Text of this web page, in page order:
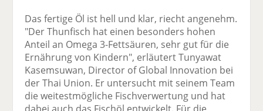
Das fertige Öl ist hell und klar, riecht angenehm.
"Der Thunfisch hat einen besonders hohen
Anteil an Omega 3-Fettsäuren, sehr gut für die
Ernährung von Kindern", erläutert Tunyawat
Kasemsuwan, Director of Global Innovation bei
der Thai Union. Er untersucht mit seinem Team
die weitestmögliche Fischverwertung und hat